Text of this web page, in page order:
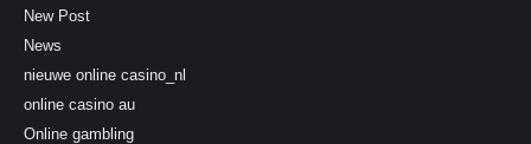
New Post
News
nieuwe online casino_nl
online casino au
Online gambling